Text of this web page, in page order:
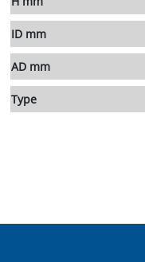
ID mm
AD mm
Type